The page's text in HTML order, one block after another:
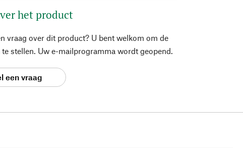
het product
vraag over dit product? U bent welkom om de
te stellen. Uw e-mailprogramma wordt geopend.
een vraag